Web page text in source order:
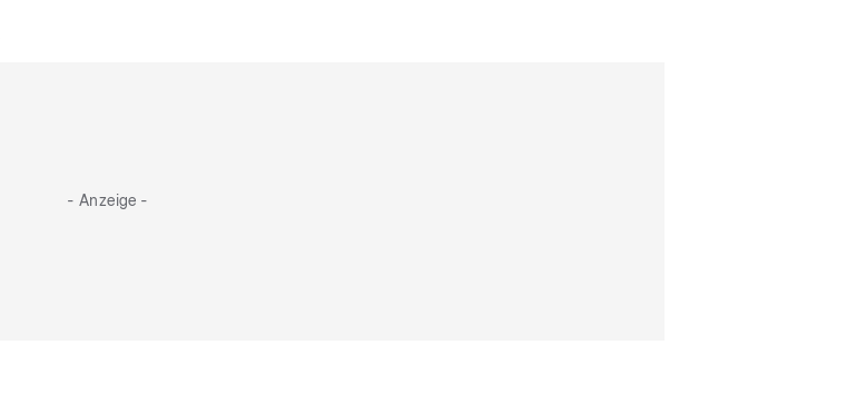
- Anzeige -